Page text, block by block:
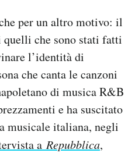
per un altro motivo: il
che sono stati fatti
l’identità di
che canta le canzoni
di musica R&B
e ha suscitato
musicale italiana, negli
a Repubblica,